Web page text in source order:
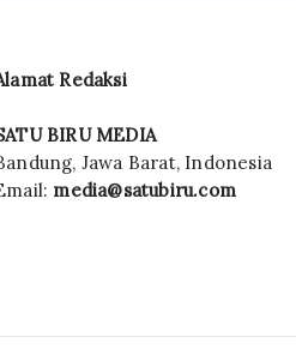
Redaksi
BIRU MEDIA
Jawa Barat, Indonesia
media@satubiru.com